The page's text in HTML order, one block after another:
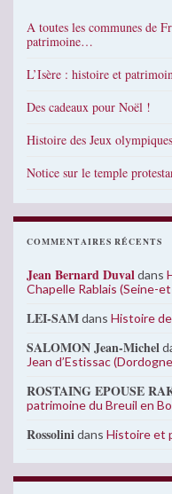
A toutes les communes de
patrimoine…
L’Isère : histoire et
Des cadeaux pour Noël !
Histoire des Jeux
Notice sur le temple
COMMENTAIRES RÉCENTS
Jean Bernard Duvaldans
Chapelle Rablais (Seine-
LEI-SAMdans Histoire
SALOMON Jean-Michel
Jean d’Estissac
ROSTAING EPOUSE
patrimoine du Breuil en
Rossolinidans Histoire et